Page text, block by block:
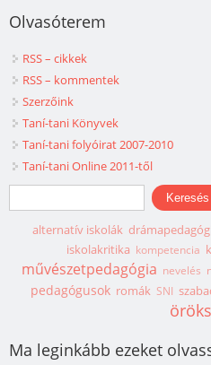
Olvasóterem
RSS – cikkek
RSS – kommentek
Szerzőink
Taní-tani Könyvek
Taní-tani folyóirat 2007-2010
Taní-tani Online 2011-től
Keresés űrlap
Keresés
alternatív iskolák
iskolakritika kompetencia
művészetpedagógia nevelés
pedagógusok romák SNI
Ma leginkább ezeket